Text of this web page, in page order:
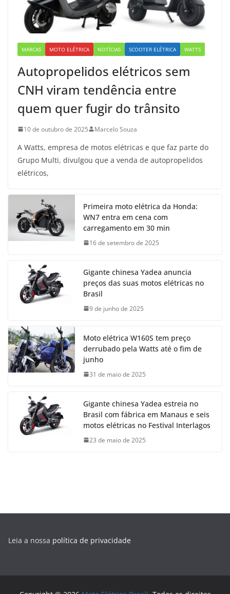
MARCAS MOTO ELÉTRICA NOTÍCIAS SCOOTER ELÉTRICA WATTS
Autopropelidos elétricos sem
CNH viram tendência entre
quem quer fugir do trânsito
10 de outubro de 2025 Marcelo Souza
A Watts, empresa de motos elétricas e que faz parte do
Grupo Multi, divulgou que a venda de autopropelidos
elétricos,
Primeira moto elétrica da Honda:
WN7 entra em cena com
carregamento em 30 min
16 de setembro de 2025
Gigante chinesa Yadea anuncia
preços das suas motos elétricas no
Brasil
9 de junho de 2025
Moto elétrica W160S tem preço
derrubado pela Watts até o fim de
junho
31 de maio de 2025
Gigante chinesa Yadea estreia no
Brasil com fábrica em Manaus e seis
motos elétricas no Festival Interlagos
23 de maio de 2025
Leia a nossa política de privacidade